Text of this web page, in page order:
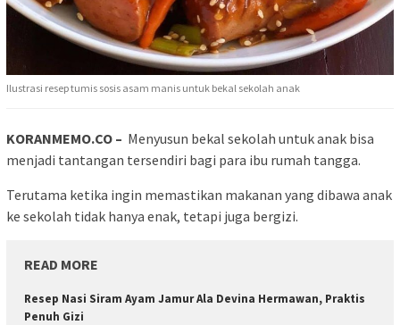
Ilustrasi resep tumis sosis asam manis untuk bekal sekolah anak
KORANMEMO.CO – Menyusun bekal sekolah untuk anak bisa
menjadi tantangan tersendiri bagi para ibu rumah tangga.
Terutama ketika ingin memastikan makanan yang dibawa anak
ke sekolah tidak hanya enak, tetapi juga bergizi.
READ MORE
Resep Nasi Siram Ayam Jamur Ala Devina Hermawan, Praktis
Penuh Gizi